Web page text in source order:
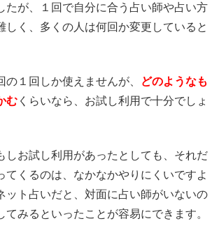
たが、１回で自分に合う占い師や占い方
しく、多くの人は何回か変更していると
の１回しか使えませんが、
どのようなも
む くらいなら、お試し利用で十分でしょ
しお試し利用があったとしても、それだ
てくるのは、なかなかやりにくいですよ
ット占いだと、対面に占い師がいないの
てみるといったことが容易にできます。